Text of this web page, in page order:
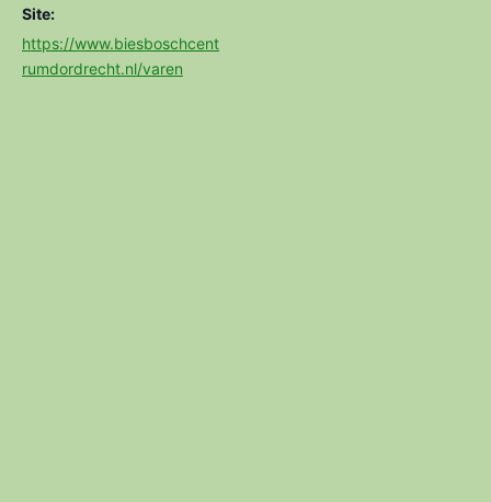
Site:
https://www.biesboschcent
rumdordrecht.nl/varen